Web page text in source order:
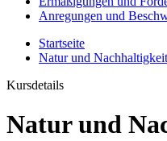
Anregungen und
Startseite
Natur und Nachhaltigkeit
Kursdetails
Natur und